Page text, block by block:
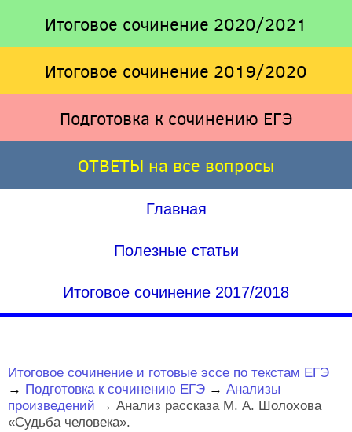
Итоговое сочинение 2020/2021
Итоговое сочинение 2019/2020
Подготовка к сочинению ЕГЭ
ОТВЕТЫ на все вопросы
Главная
Полезные статьи
Итоговое сочинение 2017/2018
Итоговое сочинение и готовые эссе по текстам ЕГЭ
→ Подготовка к сочинению ЕГЭ → Анализы
произведений → Анализ рассказа М. А. Шолохова
«Судьба человека».